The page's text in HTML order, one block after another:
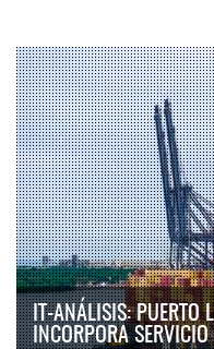
LA ATTRAPI LICITA
PARA NUEVOS TREN...